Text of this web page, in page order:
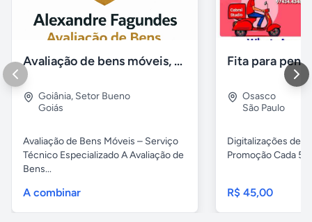
Avaliação de bens móveis, Avaliação patrimônial
Goiânia, Setor Bueno
Goiás
Avaliação de Bens Móveis – Serviço
Técnico Especializado A Avaliação de
Bens...
A combinar
Osasco
São Paulo
Digitalizações de
Promoção Cada 5
R$ 45,00